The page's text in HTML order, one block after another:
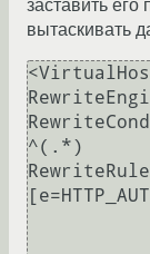
заставить его
вытаскивать
^(.*)